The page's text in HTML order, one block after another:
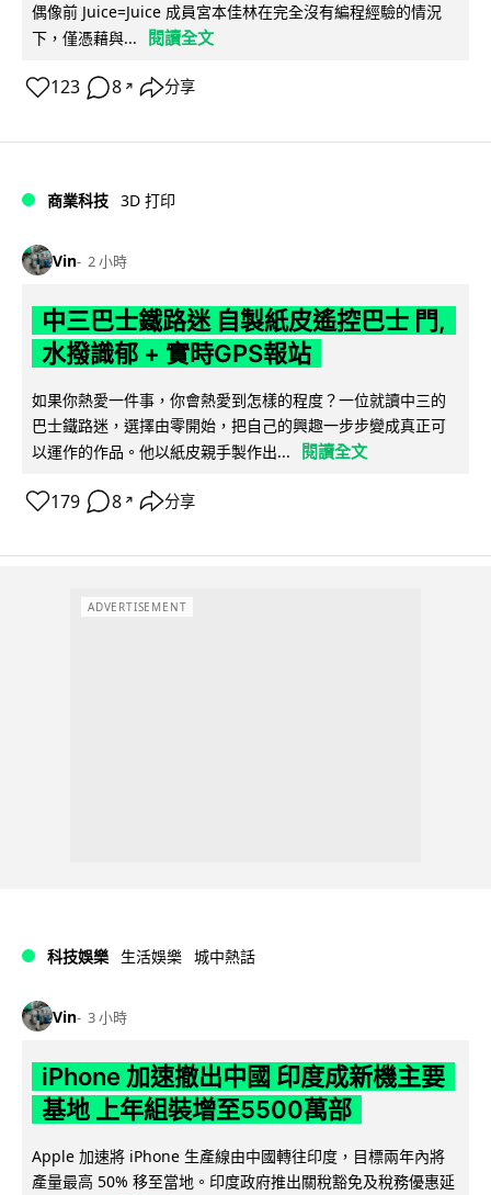
偶像前 Juice=Juice 成員宮本佳林在完全沒有編程經驗的情況
下，僅憑藉與...
閱讀全文
123 8 ↗ 分享
商業科技 3D 打印
Vin 2 小時
中三巴士鐵路迷 自製紙皮遙控巴士 門,
水撥識郁 + 實時GPS報站
如果你熱愛一件事，你會熱愛到怎樣的程度？一位就讀中三的
巴士鐵路迷，選擇由零開始，把自己的興趣一步步變成真正可
以運作的作品。他以紙皮親手製作出...
閱讀全文
179 8 ↗ 分享
ADVERTISEMENT
科技娛樂 生活娛樂 城中熱話
Vin 3 小時
iPhone 加速撤出中國 印度成新機主要
基地 上年組裝增至5500萬部
Apple 加速將 iPhone 生產線由中國轉往印度，目標兩年內將
產量最高 50% 移至當地。印度政府推出關稅豁免及稅務優惠延